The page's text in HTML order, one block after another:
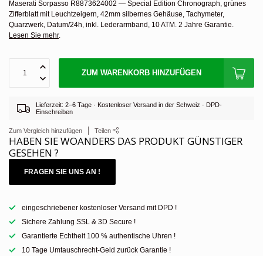
Maserati Sorpasso R8873624002 — Special Edition Chronograph, grünes
Zifferblatt mit Leuchtzeigern, 42mm silbernes Gehäuse, Tachymeter,
Quarzwerk, Datum/24h, inkl. Lederarmband, 10 ATM. 2 Jahre Garantie.
Lesen Sie mehr.
ZUM WARENKORB HINZUFÜGEN
Lieferzeit: 2–6 Tage · Kostenloser Versand in der Schweiz · DPD-
Einschreiben
Zum Vergleich hinzufügen Teilen
HABEN SIE WOANDERS DAS PRODUKT GÜNSTIGER
GESEHEN ?
FRAGEN SIE UNS AN !
eingeschriebener kostenloser Versand mit DPD !
Sichere Zahlung SSL & 3D Secure !
Garantierte Echtheit 100 % authentische Uhren !
10 Tage Umtauschrecht-Geld zurück Garantie !